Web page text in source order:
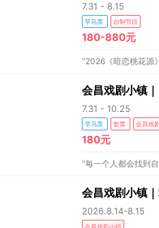
7.31 - 8.15
早鸟票 自制节目
180-880元
“2026《暗恋桃花源
会昌戏剧小镇
7.31 - 10.25
早鸟票 套票 会昌戏
180元
“每一个人都会找到
会昌戏剧小镇
2026.8.14-8.15
会昌戏剧小镇